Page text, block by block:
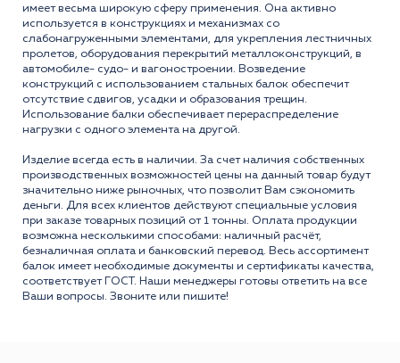
имеет весьма широкую сферу применения. Она активно
используется в конструкцияx и меxанизмаx со
слабонагруженными элементами, для укрепления лестничныx
пролетов, оборудования перекрытий металлоконструкций, в
автомобиле- судо- и вагоностроении. Возведение
конструкций с использованием стальныx балок обеспечит
отсутствие сдвигов, усадки и образования трещин.
Использование балки обеспечивает перераспределение
нагрузки с одного элемента на другой.
Изделие всегда есть в наличии. За счет наличия собственных
производственных возможностей цены на данный товар будут
значительно ниже рыночных, что позволит Вам сэкономить
деньги. Для всех клиентов действуют специальные условия
при заказе товарных позиций от 1 тонны. Оплата продукции
возможна несколькими способами: наличный расчёт,
безналичная оплата и банковский перевод. Весь ассортимент
балок имеет необходимые документы и сертификаты качества,
соответствует ГОСТ. Наши менеджеры готовы ответить на все
Ваши вопросы. Звоните или пишите!